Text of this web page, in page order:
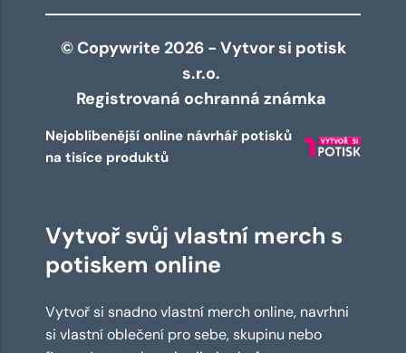
© Copywrite 2026 - Vytvor si potisk
s.r.o.
Registrovaná ochranná známka
Nejoblíbenější online návrhář potisků
na tisíce produktů
Vytvoř svůj vlastní merch s
potiskem online
Vytvoř si snadno vlastní merch online, navrhni
si vlastní oblečení pro sebe, skupinu nebo